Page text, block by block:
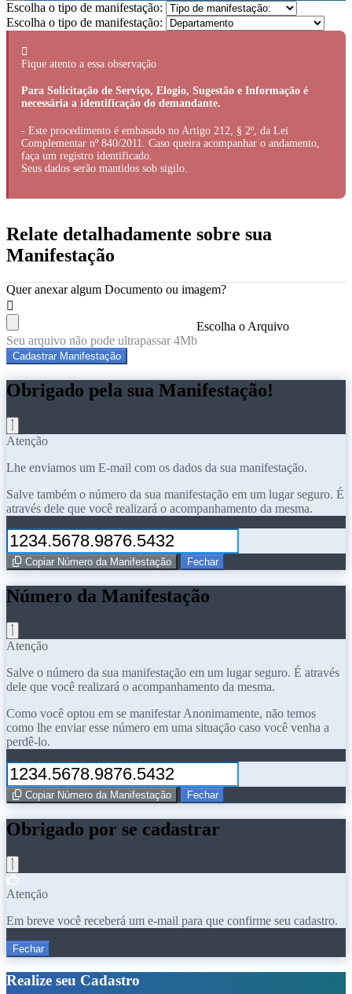
Escolha o tipo de manifestação:
Escolha o tipo de manifestação:
Fique atento a essa observação
Para Solicitação de Serviço, Elogio, Sugestão e Informação é
necessária a identificação do demandante.
- Este procedimento é embasado no Artigo 212, § 2º, da Lei
Complementar nº 840/2011. Caso queira acompanhar o andamento,
faça um registro identificado.
Seus dados serão mantidos sob sigilo.
Relate detalhadamente sobre sua
Manifestação
Quer anexar algum Documento ou imagem?
Escolha o Arquivo
Seu arquivo não pode ultrapassar 4Mb
Cadastrar Manifestação
Obrigado pela sua Manifestação!
Atenção
Lhe enviamos um E-mail com os dados da sua manifestação.
Salve também o número da sua manifestação em um lugar seguro. É
através dele que você realizará o acompanhamento da mesma.
Copiar Número da Manifestação Fechar
Número da Manifestação
Atenção
Salve o número da sua manifestação em um lugar seguro. É através
dele que você realizará o acompanhamento da mesma.
Como você optou em se manifestar Anonimamente, não temos
como lhe enviar esse número em uma situação caso você venha a
perdê-lo.
Copiar Número da Manifestação Fechar
Obrigado por se cadastrar
Atenção
Em breve você receberá um e-mail para que confirme seu cadastro.
Fechar
Realize seu Cadastro